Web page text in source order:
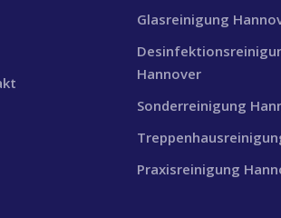
Glasreinigung
Hannover
Sonderreinigung
Praxisreinigung